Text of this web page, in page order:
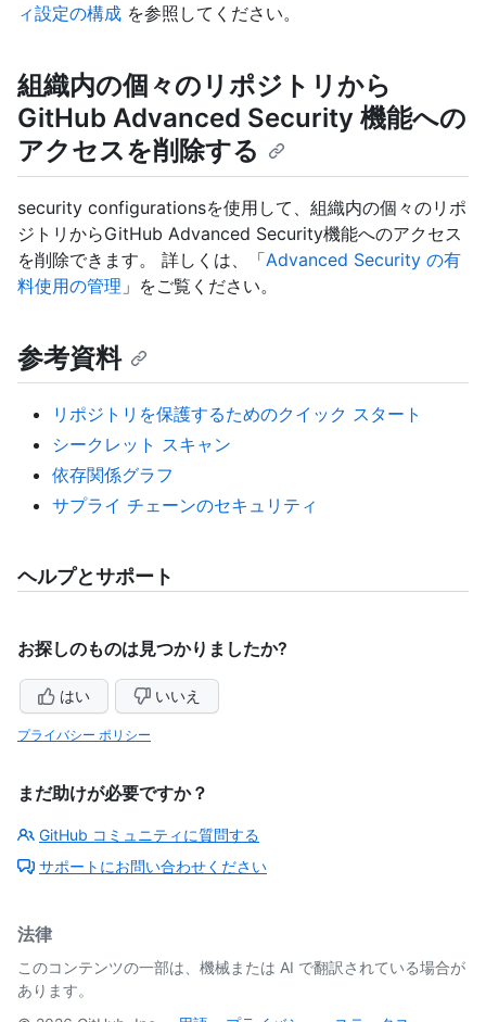
ィ設定の構成 を参照してください。
組織内の個々のリポジトリから
GitHub Advanced Security 機能への
アクセスを削除する
security configurationsを使用して、組織内の個々のリポ
ジトリからGitHub Advanced Security機能へのアクセス
を削除できます。 詳しくは、「Advanced Security の有
料使用の管理 」をご覧ください。
参考資料
リポジトリを保護するためのクイック スタート
シークレット スキャン
依存関係グラフ
サプライ チェーンのセキュリティ
ヘルプとサポート
お探しのものは見つかりましたか?
はい いいえ
プライバシー ポリシー
まだ助けが必要ですか？
GitHub コミュニティに質問する
サポートにお問い合わせください
法律
このコンテンツの一部は、機械または AI で翻訳されている場合が
あります。